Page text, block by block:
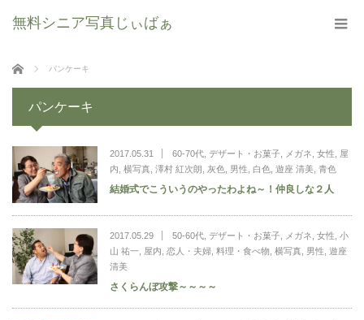
無料シニア写真じぃばぁ
ホーム パンケーキ
パンケーキ
2017.05.31 60-70代, デザート・お菓子 メガネ 女性
屋
内 横写真 澤村 紅次朗 灰色 男性 白色 遊座 清美, 青色
結婚式でこういうのやったわよね～！仲良しな２人
2017.05.29 50-60代, デザート・お菓子 メガネ 女性 小
山 祐一, 屋内 恋人・夫婦, 料理・食べ物 横写真 男性 遊座
清美
さくらんぼ攻撃～～～～